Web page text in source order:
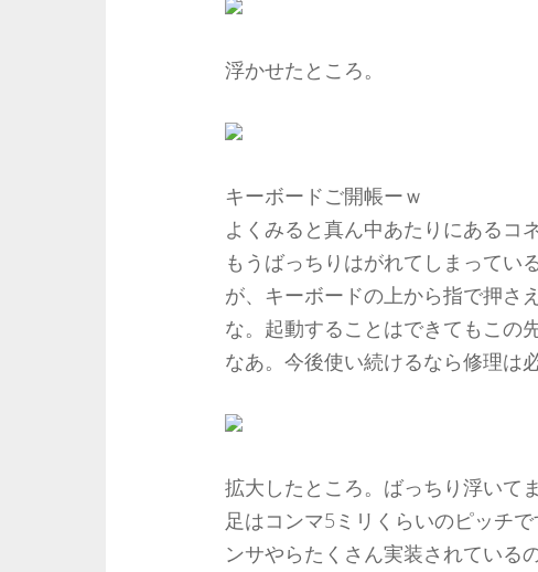
浮かせたところ。
キーボードご開帳ーｗ
よくみると真ん中あたりにあるコ
もうばっちりはがれてしまってい
が、キーボードの上から指で押さ
な。起動することはできてもこの
なあ。今後使い続けるなら修理は
拡大したところ。ばっちり浮いて
足はコンマ5ミリくらいのピッチ
ンサやらたくさん実装されている